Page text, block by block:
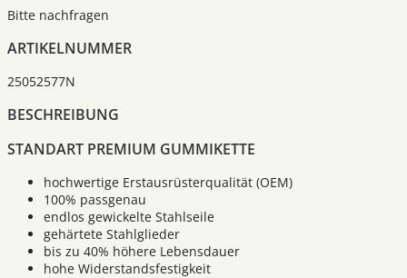
Bitte nachfragen
ARTIKELNUMMER
25052577N
BESCHREIBUNG
STANDART PREMIUM GUMMIKETTE
hochwertige Erstausrüsterqualität (OEM)
100% passgenau
endlos gewickelte Stahlseile
gehärtete Stahlglieder
bis zu 40% höhere Lebensdauer
hohe Widerstandsfestigkeit